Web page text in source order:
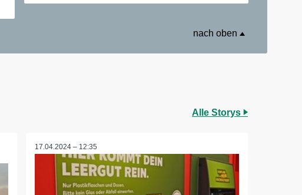
nach oben
Alle Storys
17.04.2024 – 12:35